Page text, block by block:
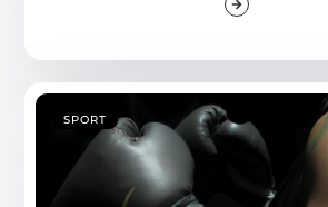
SPORT